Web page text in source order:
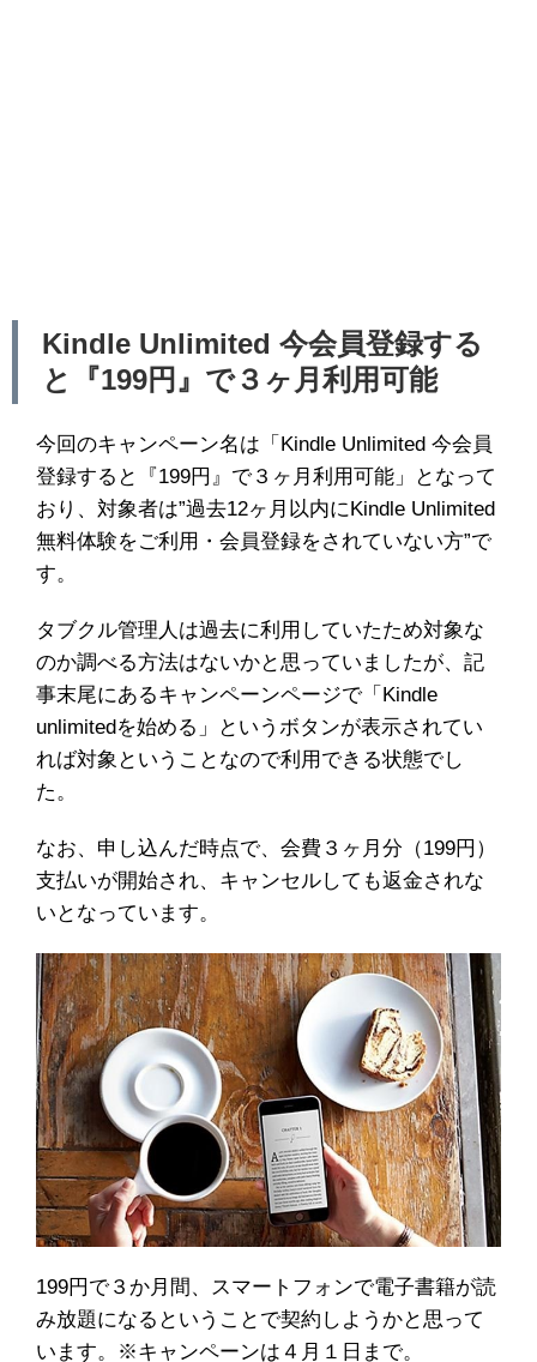
Kindle Unlimited 今会員登録する
と『199円』で３ヶ月利用可能
今回のキャンペーン名は「Kindle Unlimited 今会員
登録すると『199円』で３ヶ月利用可能」となって
おり、対象者は”過去12ヶ月以内にKindle Unlimited
無料体験をご利用・会員登録をされていない方”で
す。
タブクル管理人は過去に利用していたため対象な
のか調べる方法はないかと思っていましたが、記
事末尾にあるキャンペーンページで「Kindle
unlimitedを始める」というボタンが表示されてい
れば対象ということなので利用できる状態でし
た。
なお、申し込んだ時点で、会費３ヶ月分（199円）
支払いが開始され、キャンセルしても返金されな
いとなっています。
199円で３か月間、スマートフォンで電子書籍が読
み放題になるということで契約しようかと思って
います。※キャンペーンは４月１日まで。